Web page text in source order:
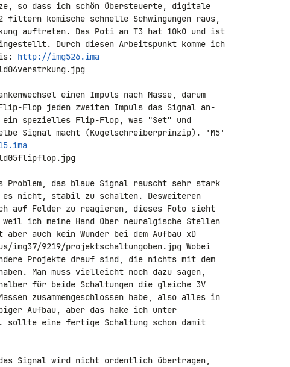
so dass ich schön übersteuerte, digitale
filtern komische schnelle Schwingungen raus,
auftreten. Das Poti an T3 hat 10kΩ und ist
Durch diesen Arbeitspunkt komme ich
http://img526.ima
einen Impuls nach Masse, darum
Flop jeden zweiten Impuls das Signal an-
ein spezielles Flip-Flop, was "Set" und
Signal macht (Kugelschreiberprinzip). 'M5'
Problem, das blaue Signal rauscht sehr stark
nicht, stabil zu schalten. Desweiteren
auf Felder zu reagieren, dieses Foto sieht
ich meine Hand über neuralgische Stellen
img37/9219/projektschaltungoben.jpg Wobei
Projekte drauf sind, die nichts mit dem
Man muss vielleicht noch dazu sagen,
für beide Schaltungen die gleiche 3V
zusammengeschlossen habe, also alles in
Aufbau, aber das hake ich unter
sollte eine fertige Schaltung schon damit
Signal wird nicht ordentlich übertragen,